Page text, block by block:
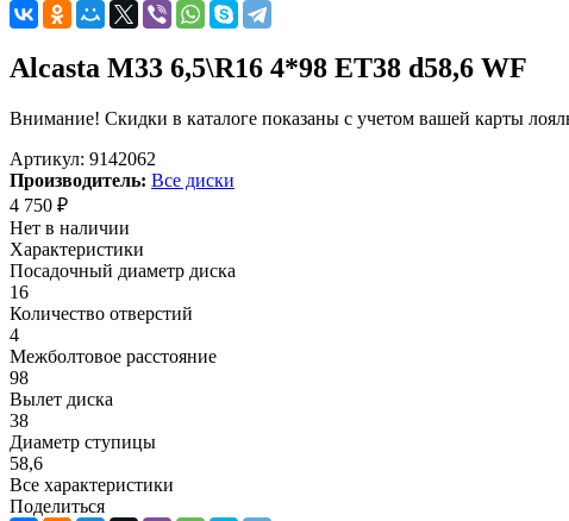
Alcasta M33 6,5\R16 4*98 ET38 d58,6 WF
Внимание! Скидки в каталоге показаны с учетом вашей карты
Артикул: 9142062
Производитель: Все диски
4 750 ₽
Нет в наличии
Характеристики
Посадочный диаметр диска
16
Количество отверстий
4
Межболтовое расстояние
98
Вылет диска
38
Диаметр ступицы
58,6
Все характеристики
Поделиться